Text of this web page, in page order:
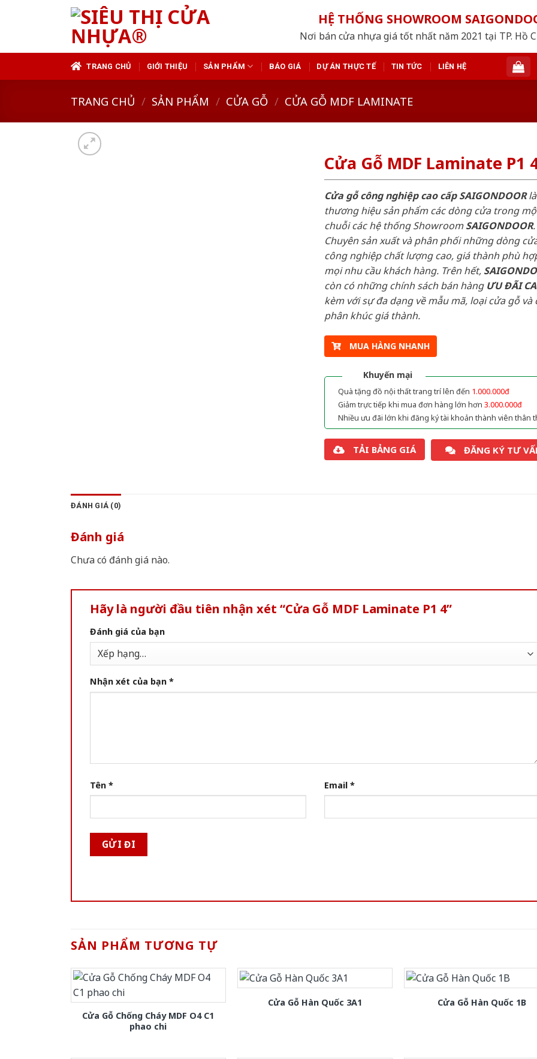
HỆ THỐNG SHOWROOM
Nơi bán cửa nhựa giá tốt nhất năm 2021 tại TP. Hồ
TRANG CHỦ GIỚI THIỆU SẢN PHẨM BÁO GIÁ DỰ ÁN THỰC TẾ TIN TỨC LIÊN HỆ
TRANG CHỦ / SẢN PHẨM / CỬA GỖ / CỬA GỖ MDF LAMINATE
Cửa Gỗ MDF Laminate P1
Cửa gỗ công nghiệp cao cấp SAIGONDOORlà
thương hiệu sản phẩm các dòng cửa trong
chuỗi các hệ thống ShowroomSAIGONDOOR.
Chuyên sản xuất và phân phối những dòng
công nghiệp chất lượng cao, giá thành phù
mọi nhu cầu khách hàng. Trên hết,
còn có những chính sách bán hàng ƯU ĐÃI
kèm với sự đa dạng về mẫu mã, loại cửa gỗ và
phân khúc giá thành.
MUA HÀNG NHANH
Khuyến mại
Quà tặng đồ nội thất trang trí lên đến 1.000.000đ
Giảm trực tiếp khi mua đơn hàng lớn hơn 3.000.000đ
Nhiều ưu đãi lớn khi đăng ký tài khoản thành viên thân
TẢI BẢNG GIÁ ĐĂNG KÝ TƯ
ĐÁNH GIÁ (0)
Đánh giá
Chưa có đánh giá nào.
Hãy là người đầu tiên nhận xét “Cửa Gỗ MDF Laminate P1 4”
Đánh giá của bạn
Nhận xét của bạn *
Tên * Email *
SẢN PHẨM TƯƠNG TỰ
Cửa Gỗ Chống Cháy MDF O4 C1
phao chi
Cửa Gỗ Hàn Quốc 3A1 Cửa Gỗ Hàn Quốc 1B